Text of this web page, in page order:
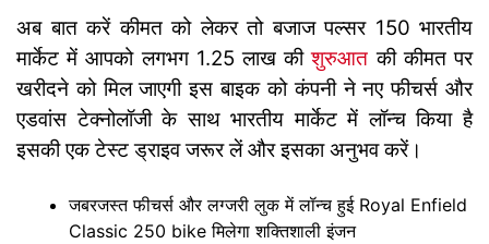
अब बात करें कीमत को लेकर तो बजाज पल्सर 150 भारतीय
मार्केट में आपको लगभग 1.25 लाख कीशुरुआत की कीमत पर
खरीदने को मिल जाएगी इस बाइक को कंपनी ने नए फीचर्स और
एडवांस टेक्नोलॉजी के साथ भारतीय मार्केट में लॉन्च किया है
इसकी एक टेस्ट ड्राइव जरूर लें और इसका अनुभव करें।
जबरजस्त फीचर्स और लग्जरी लुक में लॉन्च हुई Royal Enfield
Classic 250 bike मिलेगा शक्तिशाली इंजन